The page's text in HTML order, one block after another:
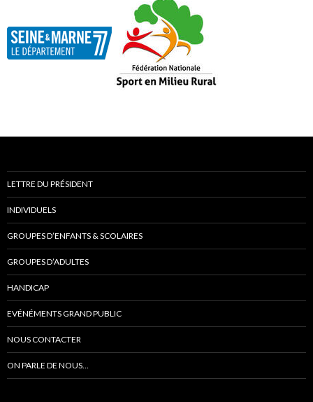
LETTRE DU PRÉSIDENT
INDIVIDUELS
GROUPES D’ENFANTS & SCOLAIRES
GROUPES D’ADULTES
HANDICAP
EVÉNÉMENTS GRAND PUBLIC
NOUS CONTACTER
ON PARLE DE NOUS…